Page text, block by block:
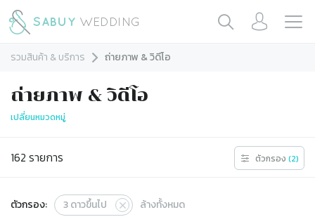
รวมสินค้า & บริการ ถ่ายภาพ & วิดีโอ
ถ่ายภาพ & วิดีโอ
เปลี่ยนหมวดหมู่
162 รายการ ตัวกรอง (2)
ตัวกรอง: 3ดาวขึ้นไป ล้างทั้งหมด